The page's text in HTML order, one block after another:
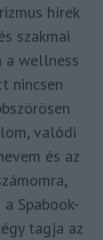
hírek
szakmai
a wellness
nincsen
valódi
és az
Spabook-
tagja az